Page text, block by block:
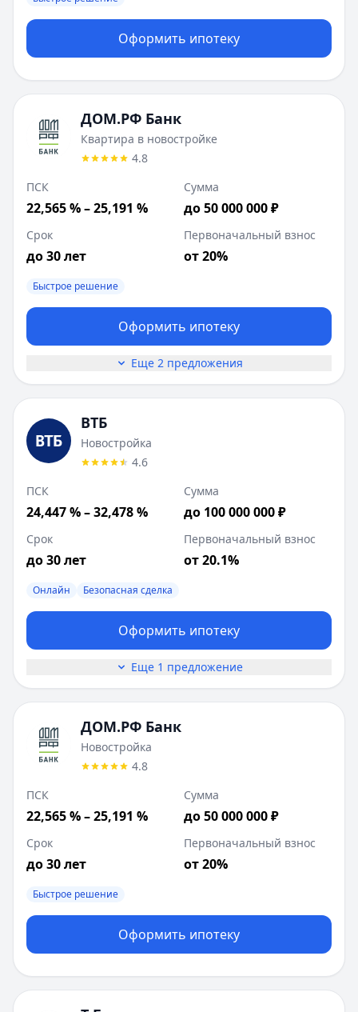
Оформить ипотеку
ДОМ.РФ Банк
Квартира в новостройке
4.8
ПСК
22,565 % – 25,191 %
Сумма
до 50 000 000 ₽
Срок
до 30 лет
Первоначальный взнос
от 20%
Быстрое решение
Оформить ипотеку
Еще 2 предложения
ВТБ
Новостройка
4.6
ПСК
24,447 % – 32,478 %
Сумма
до 100 000 000 ₽
Срок
до 30 лет
Первоначальный взнос
от 20.1%
Онлайн Безопасная сделка
Оформить ипотеку
Еще 1 предложение
ДОМ.РФ Банк
Новостройка
4.8
ПСК
22,565 % – 25,191 %
Сумма
до 50 000 000 ₽
Срок
до 30 лет
Первоначальный взнос
от 20%
Быстрое решение
Оформить ипотеку